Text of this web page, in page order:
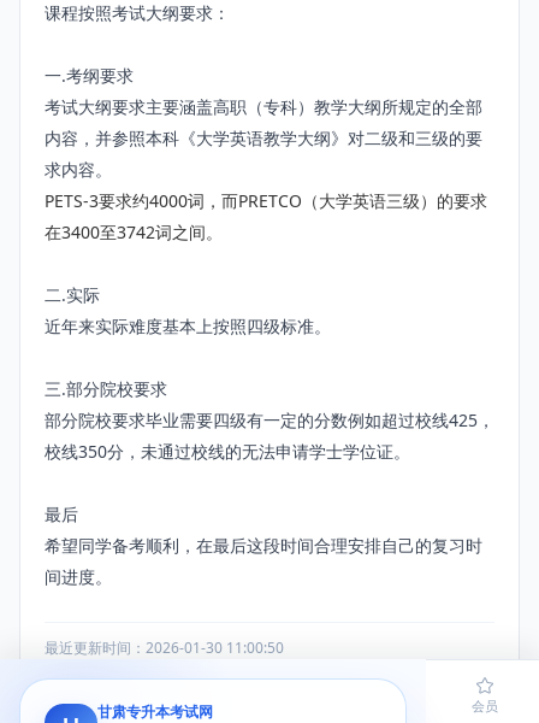
课程按照考试大纲要求：
一.考纲要求
考试大纲要求主要涵盖高职（专科）教学大纲所规定的全部
内容，并参照本科《大学英语教学大纲》对二级和三级的要
求内容。
PETS-3要求约4000词，而PRETCO（大学英语三级）的要求
在3400至3742词之间。
二.实际
近年来实际难度基本上按照四级标准。
三.部分院校要求
部分院校要求毕业需要四级有一定的分数例如超过校线425，
校线350分，未通过校线的无法申请学士学位证。
最后
希望同学备考顺利，在最后这段时间合理安排自己的复习时
间进度。
最近更新时间：2026-01-30 11:00:50
甘肃专升本考试网
首页 题库 会员